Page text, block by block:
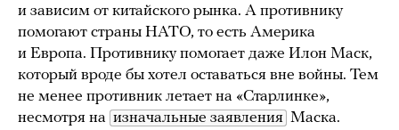
и зависим от китайского рынка. А противнику
помогают страны НАТО, то есть Америка
и Европа. Противнику помогает даже Илон Маск,
который вроде бы хотел оставаться вне войны. Тем
не менее противник летает на «Старлинке»,
несмотря на изначальные заявления Маска.